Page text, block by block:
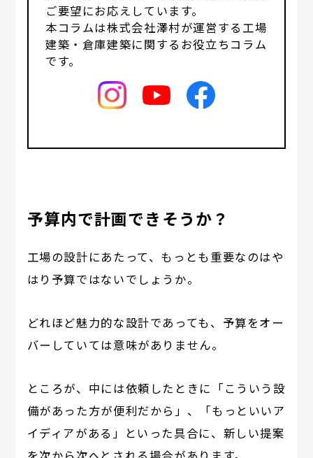
ご要望にお応えしています。
本コラムは株式会社澤村が運営する工場
建築・倉庫建築に関するお役立ちコラム
です。
予算内で計画できそうか？
工場の設計にあたって、もっとも重要なのはや
はり予算ではないでしょうか。
どれほど魅力的な設計であっても、予算をオー
バーしていては意味がありません。
ところが、中には依頼したときに「こういう設
備があった方が便利だから」、「もっといいア
イディアがある」といった具合に、新しい提案